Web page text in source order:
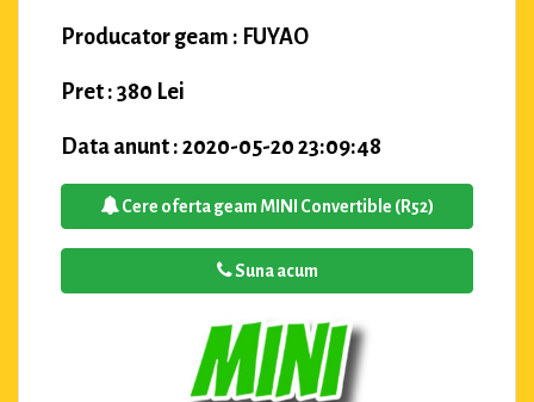
Producator geam : FUYAO
Pret : 380 Lei
Data anunt : 2020-05-20 23:09:48
Cere oferta geam MINI Convertible (R52)
Suna acum